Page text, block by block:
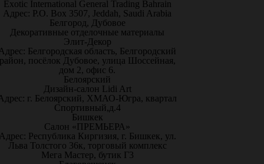
Exotic International General Trading Bahrain
Адрес: P.O. Box 3507, Jeddah, Saudi Arabia
Белгород, Дубовое
Декоративные отделочные материалы
Элит-Декор
Белгородская область, Белгородский
посёлок Дубовое, улица Шоссейная,
дом 2, офис 6.
Белоярский
Дизайн-салон Lidi Art
г. Белоярский, ХМАО-Югра, квартал
Спортивный,д.4
Бишкек
Салон «ПРЕМЬЕРА»
Республика Киргизия, г. Бишкек, ул.
Льва Толстого 36к, торговый комплекс
Мега Мастер, бутик Г3